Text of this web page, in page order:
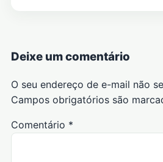
Deixe um comentário
O seu endereço de e-mail não
Campos obrigatórios são
Comentário *